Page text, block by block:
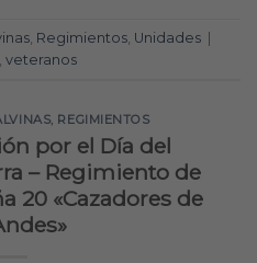
Regimientos Unidades
veteranos
, REGIMIENTOS
por el Día del
– Regimiento de
20 «Cazadores de